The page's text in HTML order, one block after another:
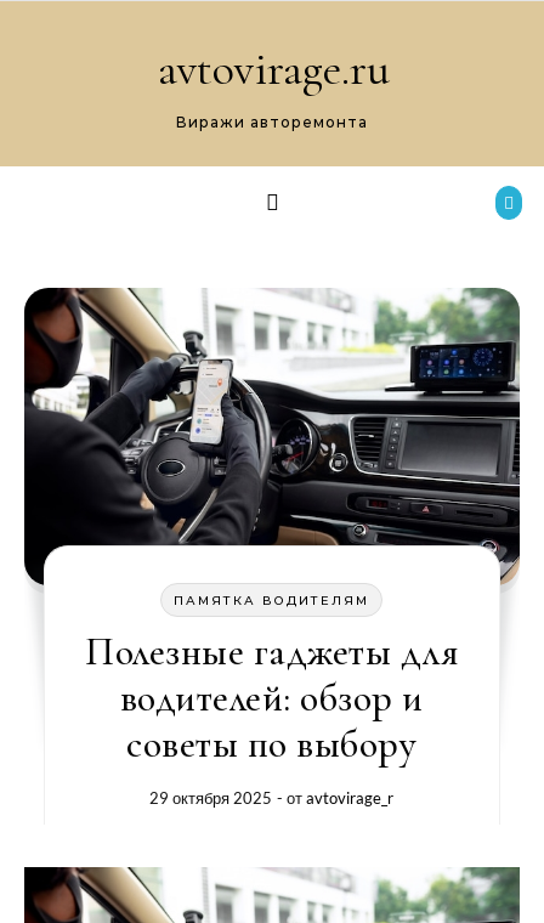
avtovirage.ru
Виражи авторемонта
ПАМЯТКА ВОДИТЕЛЯМ
Полезные гаджеты для
водителей: обзор и
советы по выбору
29 октября 2025 - отavtovirage_r